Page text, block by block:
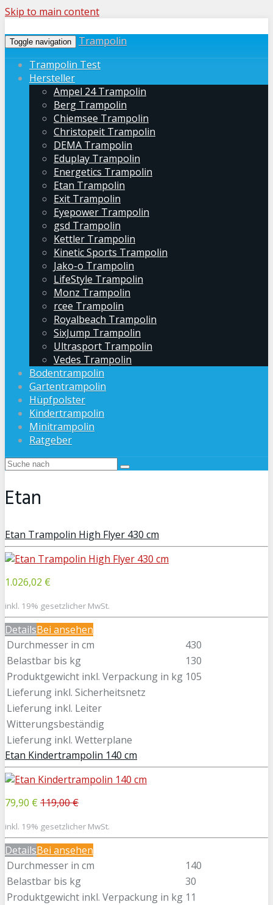
Skip to main content
Toggle navigation
Trampolin
Trampolin Test
Hersteller
Ampel 24 Trampolin
Berg Trampolin
Chiemsee Trampolin
Christopeit Trampolin
DEMA Trampolin
Eduplay Trampolin
Energetics Trampolin
Etan Trampolin
Exit Trampolin
Eyepower Trampolin
gsd Trampolin
Kettler Trampolin
Kinetic Sports Trampolin
Jako-o Trampolin
LifeStyle Trampolin
Monz Trampolin
rcee Trampolin
Royalbeach Trampolin
SixJump Trampolin
Ultrasport Trampolin
Vedes Trampolin
Bodentrampolin
Gartentrampolin
Hüpfpolster
Kindertrampolin
Minitrampolin
Ratgeber
Etan
Etan Trampolin High Flyer 430 cm
1.026,02 €
inkl. 19% gesetzlicher MwSt.
DetailsBei ansehen
Durchmesser in cm
430
Belastbar bis kg
130
Produktgewicht inkl. Verpackung in kg 105
Lieferung inkl. Sicherheitsnetz
Lieferung inkl. Leiter
Witterungsbeständig
Lieferung inkl. Wetterplane
Etan Kindertrampolin 140 cm
79,90 € 119,00 €
inkl. 19% gesetzlicher MwSt.
DetailsBei ansehen
Durchmesser in cm
140
Belastbar bis kg
30
Produktgewicht inkl. Verpackung in kg 11